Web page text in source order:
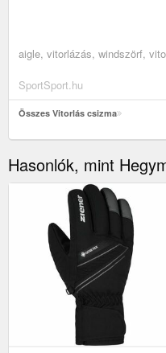
aigle, vitorlázás, windszörf,
SportSport.hu
Összes Vitorlás csizma
Hasonlók, mint